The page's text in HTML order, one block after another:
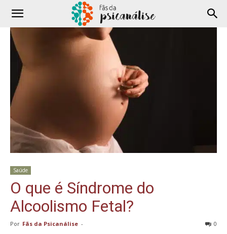
Saúde
O que é Síndrome do
Alcoolismo Fetal?
Por Fãs da Psicanálise - 0